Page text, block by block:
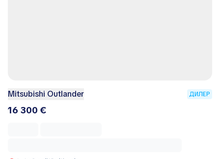
Mitsubishi Outlander ДИЛЕР
16 300 €